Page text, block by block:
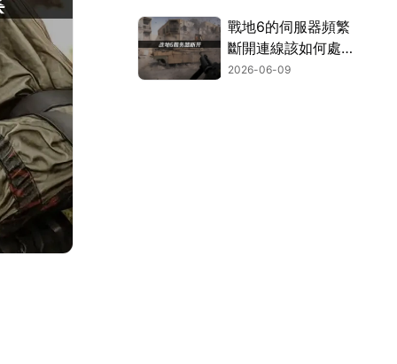
戰地6的伺服器頻繁
斷開連線該如何處
理？三個方法讓你徹
2026-06-09